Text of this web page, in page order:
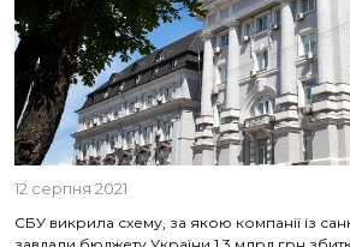
12 серпня 2021
СБУ викрила схему, за якою компанії із